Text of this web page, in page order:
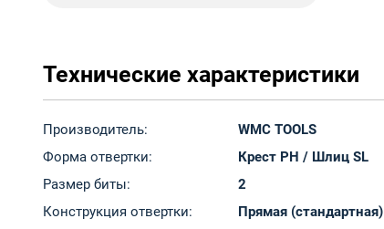
Технические характеристики
Производитель:
WMC TOOLS
Форма отвертки:
Крест PH / Шлиц SL
Размер биты:
2
Конструкция отвертки:
Прямая (стандартная)